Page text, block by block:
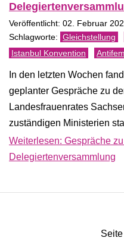
Veröffentlicht: 02. Februar
Gleichstellung
Istanbul Konvention
In den letzten Wochen
geplanter Gespräche zu
Landesfrauenrates
zuständigen Ministerien
Weiterlesen: Gespräche
Delegiertenversammlung